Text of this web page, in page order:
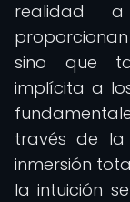
realidad
sino que
implícita a
través de la
inmersión
la intuición